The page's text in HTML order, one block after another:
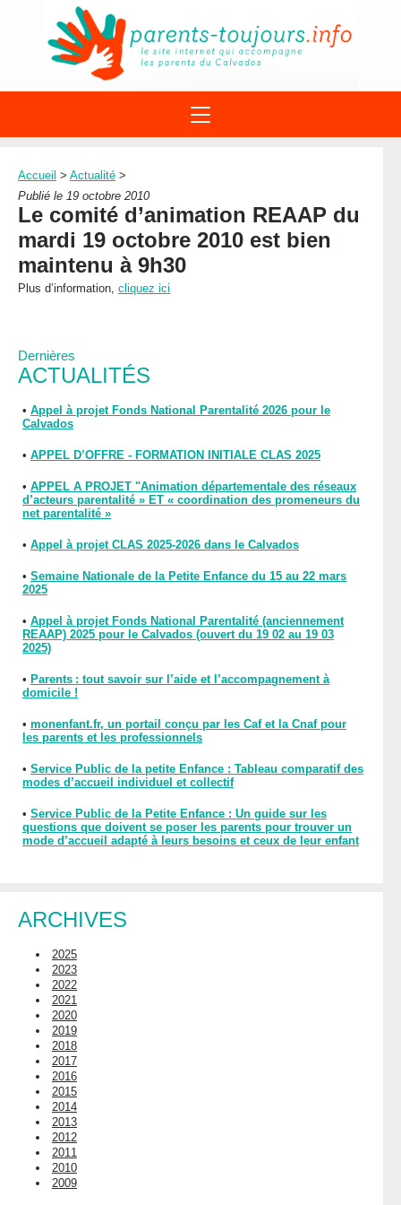
À PROPOS DU REAAP
1ÈRE VISITE
ACTUALITÉ
AGENDA
DISPOSITIFS PARENTALITÉ
SITES INTERNET
NUMÉROS VERTS
LEXIQUE
STRUCTURES
DOCUMENTS
FORMATIONS
Dernières
ACTUALITÉS
• Appel à projet Fonds National Parentalité 2026 pour le
Calvados
• APPEL D’OFFRE - FORMATION INITIALE CLAS 2025
• APPEL A PROJET "Animation départementale des réseaux
d’acteurs parentalité » ET « coordination des promeneurs du
net parentalité »
• Appel à projet CLAS 2025-2026 dans le Calvados
• Semaine Nationale de la Petite Enfance du 15 au 22 mars
2025
• Appel à projet Fonds National Parentalité (anciennement
REAAP) 2025 pour le Calvados (ouvert du 19 02 au 19 03
2025)
• Parents : tout savoir sur l’aide et l’accompagnement à
domicile !
• monenfant.fr, un portail conçu par les Caf et la Cnaf pour
les parents et les professionnels
• Service Public de la petite Enfance : Tableau comparatif des
modes d’accueil individuel et collectif
• Service Public de la Petite Enfance : Un guide sur les
questions que doivent se poser les parents pour trouver un
mode d’accueil adapté à leurs besoins et ceux de leur enfant
ARCHIVES
2025
2023
2022
2021
2020
2019
2018
2017
2016
2015
2014
2013
2012
2011
2010
2009
Accueil > Actualité >
Publié le 19 octobre 2010
Le comité d’animation REAAP du
mardi 19 octobre 2010 est bien
maintenu à 9h30
Plus d’information, cliquez ici